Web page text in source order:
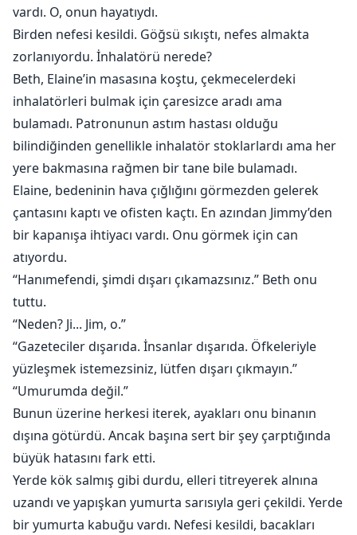
vardı. O, onun hayatıydı.
Birden nefesi kesildi. Göğsü sıkıştı, nefes almakta
zorlanıyordu. İnhalatörü nerede?
Beth, Elaine’in masasına koştu, çekmecelerdeki
inhalatörleri bulmak için çaresizce aradı ama
bulamadı. Patronunun astım hastası olduğu
bilindiğinden genellikle inhalatör stoklarlardı ama her
yere bakmasına rağmen bir tane bile bulamadı.
Elaine, bedeninin hava çığlığını görmezden gelerek
çantasını kaptı ve ofisten kaçtı. En azından Jimmy’den
bir kapanışa ihtiyacı vardı. Onu görmek için can
atıyordu.
“Hanımefendi, şimdi dışarı çıkamazsınız.” Beth onu
tuttu.
“Neden? Ji... Jim, o.”
“Gazeteciler dışarıda. İnsanlar dışarıda. Öfkeleriyle
yüzleşmek istemezsiniz, lütfen dışarı çıkmayın.”
“Umurumda değil.”
Bunun üzerine herkesi iterek, ayakları onu binanın
dışına götürdü. Ancak başına sert bir şey çarptığında
büyük hatasını fark etti.
Yerde kök salmış gibi durdu, elleri titreyerek alnına
uzandı ve yapışkan yumurta sarısıyla geri çekildi. Yerde
bir yumurta kabuğu vardı. Nefesi kesildi, bacakları